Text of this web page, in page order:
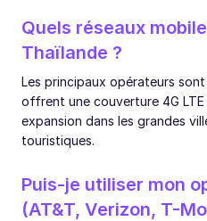
Quels réseaux
Thaïlande ?
Les principaux opérateurs
offrent une couverture 4G
expansion dans les grandes
touristiques.
Puis-je utiliser mon
(AT&T, Verizon, T-